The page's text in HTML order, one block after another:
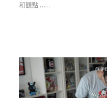
和觀點 ……